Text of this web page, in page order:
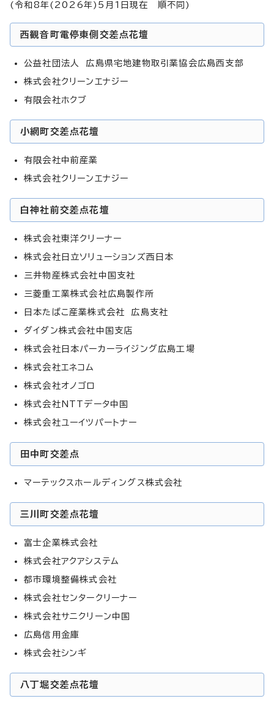
(令和8年(2026年)5月1日現在 順不同)
西観音町電停東側交差点花壇
公益社団法人 広島県宅地建物取引業協会広島西支部
株式会社クリーンエナジー
有限会社ホクブ
小網町交差点花壇
有限会社中前産業
株式会社クリーンエナジー
白神社前交差点花壇
株式会社東洋クリーナー
株式会社日立ソリューションズ西日本
三井物産株式会社中国支社
三菱重工業株式会社広島製作所
日本たばこ産業株式会社 広島支社
ダイダン株式会社中国支店
株式会社日本パーカーライジング広島工場
株式会社エネコム
株式会社オノゴロ
株式会社NTTデータ中国
株式会社ユーイツパートナー
田中町交差点
マーテックスホールディングス株式会社
三川町交差点花壇
富士企業株式会社
株式会社アクアシステム
都市環境整備株式会社
株式会社センタークリーナー
株式会社サニクリーン中国
広島信用金庫
株式会社シンギ
八丁堀交差点花壇